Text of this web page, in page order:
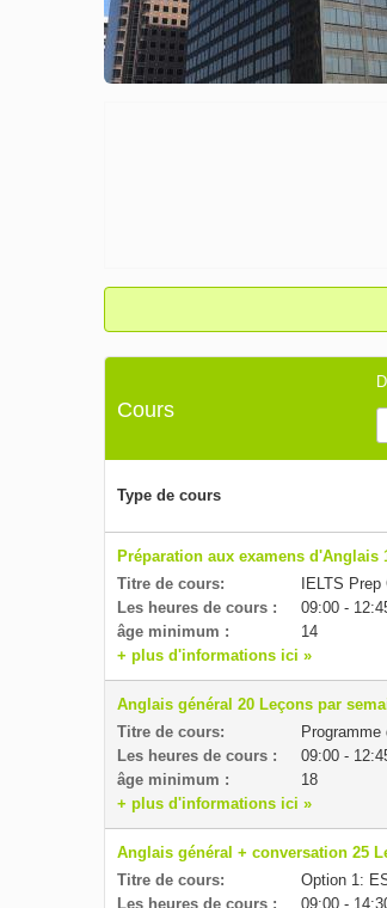
Cours
Type de cours
Préparation aux examens d'Anglais
Titre de cours:
IELTS Prep
Les heures de cours :
09:00 -
âge minimum :
14
+ plus d'informations ici »
Anglais général 20 Leçons par
Titre de cours:
Les heures de cours :
09:00 -
âge minimum :
18
+ plus d'informations ici »
Anglais général + conversation 25
Titre de cours:
Option 1:
Les heures de cours :
09:00 -